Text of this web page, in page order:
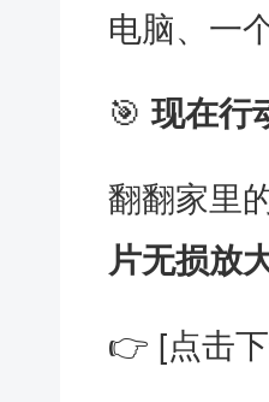
电脑、一
🎯现在行
翻翻家里
片无损放
👉 [点击